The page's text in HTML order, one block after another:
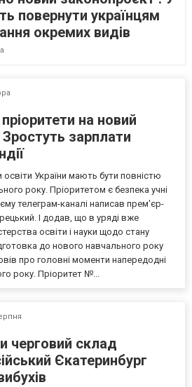
повернути українцям
окремих видів
на новий
Зростуть зарплати
України мають бути повністю
року. Пріоритетом є безпека учні
телеграм-каналі написав прем'єр-
І додав, що в уряді вже
освіти і науки щодо стану
до нового навчального року
про головні моменти напередодні
року. Пріоритет №...
черговий склад
Єкатеринбург